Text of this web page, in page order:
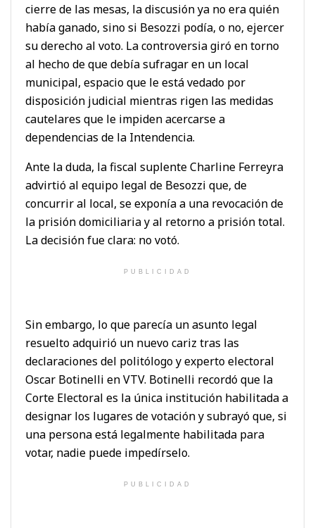
cierre de las mesas, la discusión ya no era quién
había ganado, sino si Besozzi podía, o no, ejercer
su derecho al voto. La controversia giró en torno
al hecho de que debía sufragar en un local
municipal, espacio que le está vedado por
disposición judicial mientras rigen las medidas
cautelares que le impiden acercarse a
dependencias de la Intendencia.
Ante la duda, la fiscal suplente Charline Ferreyra
advirtió al equipo legal de Besozzi que, de
concurrir al local, se exponía a una revocación de
la prisión domiciliaria y al retorno a prisión total.
La decisión fue clara: no votó.
PUBLICIDAD
Sin embargo, lo que parecía un asunto legal
resuelto adquirió un nuevo cariz tras las
declaraciones del politólogo y experto electoral
Oscar Botinelli en VTV. Botinelli recordó que la
Corte Electoral es la única institución habilitada a
designar los lugares de votación y subrayó que, si
una persona está legalmente habilitada para
votar, nadie puede impedírselo.
PUBLICIDAD